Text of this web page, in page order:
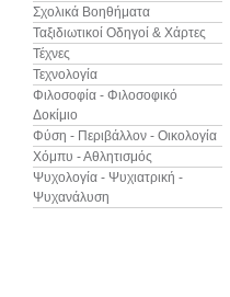
Σχολικά Βοηθήματα
Ταξιδιωτικοί Οδηγοί & Χάρτες
Τέχνες
Τεχνολογία
Φιλοσοφία - Φιλοσοφικό
Δοκίμιο
Φύση - Περιβάλλον - Οικολογία
Χόμπυ - Αθλητισμός
Ψυχολογία - Ψυχιατρική -
Ψυχανάλυση